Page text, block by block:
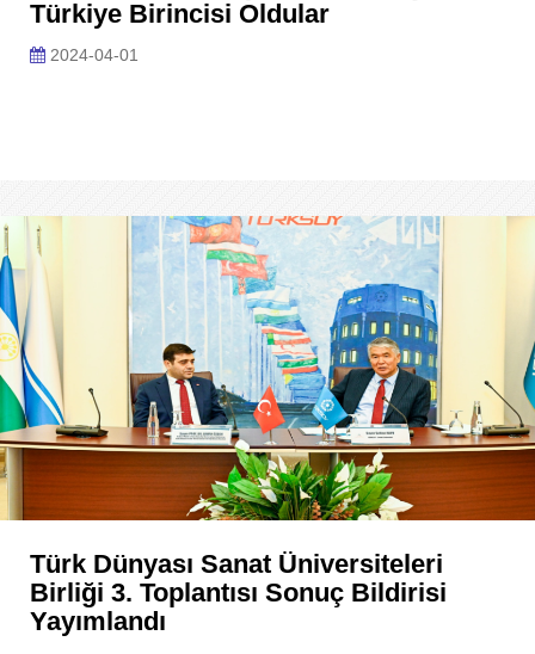
Türkiye Birincisi Oldular
2024-04-01
Türk Dünyası Sanat Üniversiteleri
Birliği 3. Toplantısı Sonuç Bildirisi
Yayımlandı